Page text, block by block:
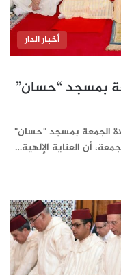
أخبار الدار
بمسجد “حسان”
الجمعة بمسجد "حسان"
أن العناية الإلهية…